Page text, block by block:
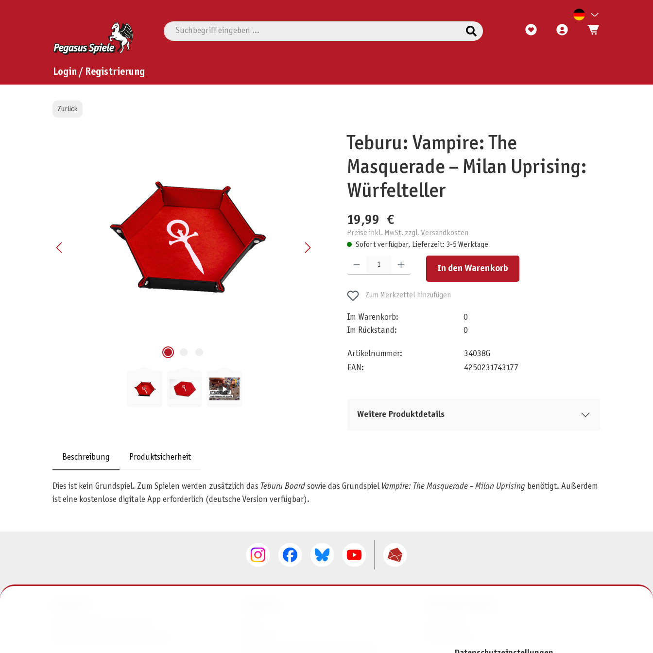
Login / Registrierung
Zurück
Teburu: Vampire: The
Masquerade – Milan Uprising:
Würfelteller
19,99 €
Preise inkl. MwSt. zzgl. Versandkosten
Sofort verfügbar, Lieferzeit: 3-5 Werktage
In den Warenkorb
Zum Merkzettel hinzufügen
Im Warenkorb:
0
Im Rückstand:
0
Artikelnummer:
34038G
EAN:
4250231743177
Weitere Produktdetails
Beschreibung Produktsicherheit
Dies ist kein Grundspiel. Zum Spielen werden zusätzlich das Teburu Boardsowie das Grundspiel Vampire: The Masquerade – Milan Uprisingbenötigt. Außerdem
ist eine kostenlose digitale App erforderlich (deutsche Version verfügbar).